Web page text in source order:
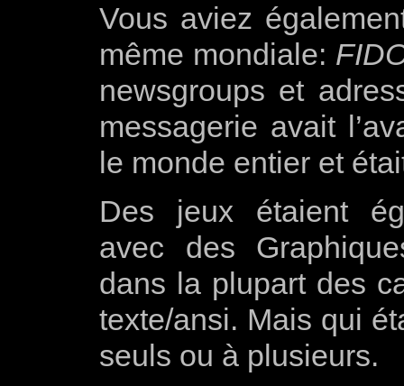
Vous aviez
même mondiale:
newsgroups et
messagerie avait
le monde entier et
Des jeux étaient
avec des
dans la plupart des
texte/ansi. Mais qui
seuls ou à plusieurs.